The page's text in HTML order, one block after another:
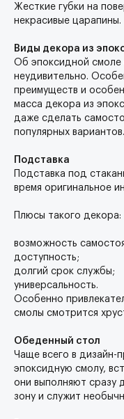
Жесткие губки на
некрасивые царапины.
Виды декора из
Об эпоксидной
неудивительно.
преимуществ и
масса декора из
даже сделать
популярных вариантов.
Подставка
Подставка под
время оригинальное
Плюсы такого декора:
возможность
доступность;
долгий срок службы;
универсальность.
Особенно
смолы смотрится
Обеденный стол
Чаще всего в дизайн-
эпоксидную смолу,
они выполняют сразу
зону и служит